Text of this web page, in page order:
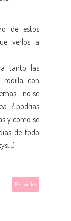
de estos
verlos a
tanto las
rodilla, con
no se
podrías
y como se
de todo
Responder